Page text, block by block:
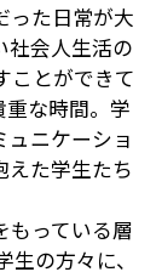
った日常が大
社会人生活の
ことができて
重な時間。学
ニケーショ
えた学生たち
もっている層
の方々に、